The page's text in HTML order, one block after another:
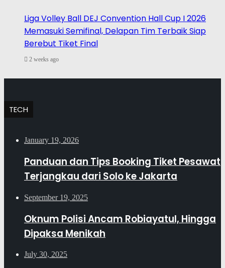
Liga Volley Ball DEJ Convention Hall Cup I 2026
Memasuki Semifinal, Delapan Tim Terbaik Siap
Berebut Tiket Final
2 weeks ago
TECH
January 19, 2026
Panduan dan Tips Booking Tiket Pesawat
Terjangkau dari Solo ke Jakarta
September 19, 2025
Oknum Polisi Ancam Robiayatul, Hingga
Dipaksa Menikah
July 30, 2025